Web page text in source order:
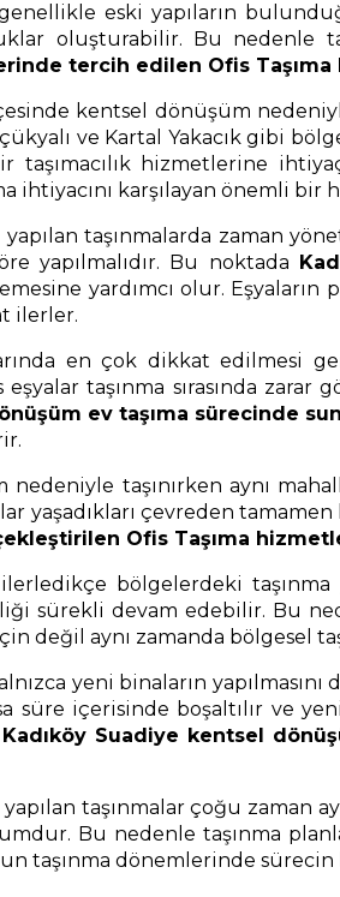
eski yapıların
oluşturabilir. Bu
tercih edilen Ofis
kentsel dönüşüm
ve Kartal Yakacık gibi
taşımacılık hizmetlerine
ihtiyacını karşılayan önemli
taşınmalarda zaman
yapılmalıdır. Bu noktada
yardımcı olur.
ilerler.
en çok dikkat edilmesi
eşyalar taşınma sırasında
ev taşıma sürecinde
nedeniyle taşınırken aynı
yaşadıkları çevreden
Ofis Taşıma
bölgelerdeki
sürekli devam edebilir. Bu
değil aynı zamanda bölgesel
yeni binaların
süre içerisinde boşaltılır ve
Kadıköy Suadiye kentsel
taşınmalar çoğu zaman
Bu nedenle taşınma
taşınma dönemlerinde